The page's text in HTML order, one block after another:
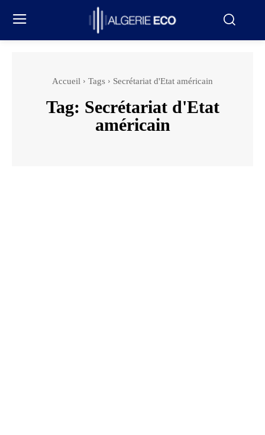
Accueil Tags Secrétariat d'Etat américain
Tag: Secrétariat d'Etat
américain